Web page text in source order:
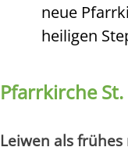
neue
heiligen
Pfarrkirche
Leiwen als